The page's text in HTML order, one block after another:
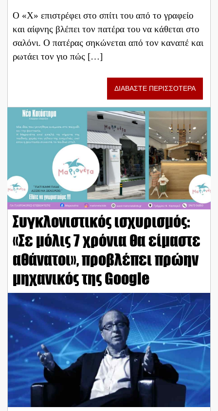
Ο «Χ» επιστρέφει στο σπίτι του από το γραφείο
και αίφνης βλέπει τον πατέρα του να κάθεται στο
σαλόνι. Ο πατέρας σηκώνεται από τον καναπέ και
ρωτάει τον γιο πώς […]
ΔΙΑΒΑΣΤΕ ΠΕΡΙΣΣΟΤΕΡΑ
Συγκλονιστικός ισχυρισμός:
«Σε μόλις 7 χρόνια θα είμαστε
αθάνατοι», προβλέπει πρώην
μηχανικός της Google